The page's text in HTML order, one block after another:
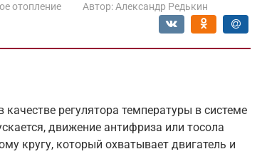
отопление Автор: Александр Редькин
регулятора температуры в системе
движение антифриза или тосола
кругу, который охватывает двигатель и